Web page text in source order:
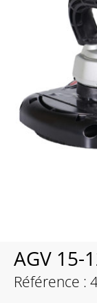
AGV 15-
Référence :